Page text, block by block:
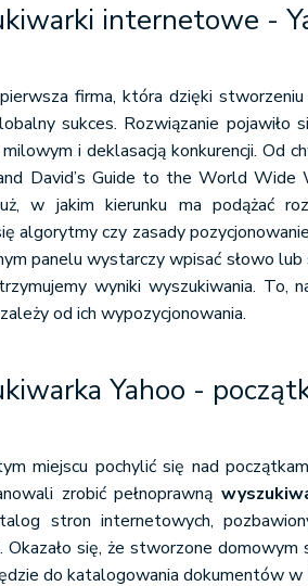
internetowe -
firma, która dzięki
sukces. Rozwiązanie
i deklasacją konkurencji. Od
David’s Guide to the World Wide
w jakim kierunku ma podążać
algorytmy czy zasady
panelu wystarczy wpisać słowo
wyniki wyszukiwania. To,
od ich wypozycjonowania.
Yahoo -
miejscu pochylić się nad
zrobić pełnoprawną
stron internetowych,
Okazało się, że stworzone
do katalogowania dokumentów